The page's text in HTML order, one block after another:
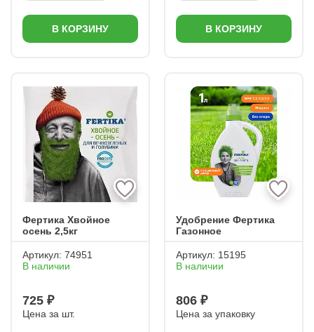
В КОРЗИНУ В КОРЗИНУ
Фертика Хвойное
осень 2,5кг
Артикул: 74951
В наличии
725 ₽
Цена за шт.
Удобрение Фертика
Газонное
Артикул: 15195
В наличии
806 ₽
Цена за упаковку